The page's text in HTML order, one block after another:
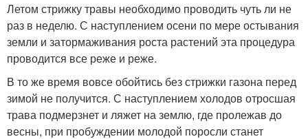
Летом стрижку травы необходимо проводить чуть ли не
раз в неделю. С наступлением осени по мере остывания
земли и затормаживания роста растений эта процедура
проводится все реже и реже.
В то же время вовсе обойтись без стрижки газона перед
зимой не получится. С наступлением холодов отросшая
трава подмерзнет и ляжет на землю, где пролежав до
весны, при пробуждении молодой поросли станет